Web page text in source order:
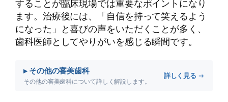
することが臨床現場では重要なポイントになり
ます。治療後には、「自信を持って笑えるよう
になった」と喜びの声をいただくことが多く、
歯科医師としてやりがいを感じる瞬間です。
▸ その他の審美歯科
その他の審美歯科について詳しく解説します。
詳しく見る →